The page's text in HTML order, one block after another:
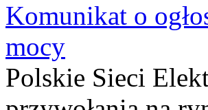
Komunikat o
mocy
Polskie Sieci